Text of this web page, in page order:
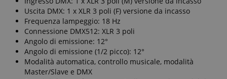
Uscita DMX: 1 x XLR 3 poli (F) versione da incasso
Frequenza lampeggio: 18 Hz
Connessione DMX512: XLR 3 poli
Angolo di emissione: 12°
Angolo di emissione (1/2 picco): 12°
Modalità automatica, controllo musicale, modalità
Master/Slave e DMX